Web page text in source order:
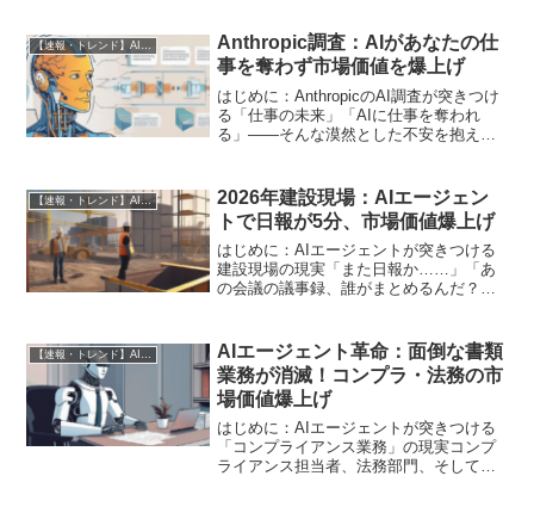
くの非エンジニアにとって大きな課題と
なっています。特に、海外...
【速報・トレンド】AI仕事術と最新活用ニュース
Anthropic調査：AIがあなたの仕
事を奪わず市場価値を爆上げ
はじめに：AnthropicのAI調査が突きつけ
る「仕事の未来」「AIに仕事を奪われ
る」――そんな漠然とした不安を抱えな
ないでしょうか。しかし、最新の調査結
果は、この不...
【速報・トレンド】AI仕事術と最新活用ニュース
2026年建設現場：AIエージェン
トで日報が5分、市場価値爆上げ
はじめに：AIエージェントが突きつける
建設現場の現実「また日報か……」「あ
の会議の議事録、誰がまとめるんだ？」
度はそう感じたことがあるのではないで
しょうか。紙の資料、口...
【速報・トレンド】AI仕事術と最新活用ニュース
AIエージェント革命：面倒な書類
業務が消滅！コンプラ・法務の市
場価値爆上げ
はじめに：AIエージェントが突きつける
「コンプライアンス業務」の現実コンプ
ライアンス担当者、法務部門、そしてバ